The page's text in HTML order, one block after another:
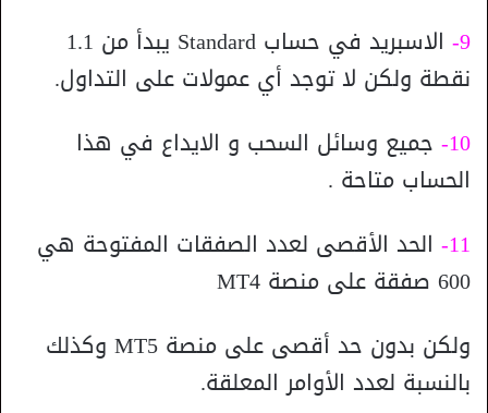
9-
الاسبريد في حساب Standard يبدأ من 1.1
نقطة ولكن لا توجد أي عمولات على التداول.
10- جميع وسائل السحب و الايداع في هذا
الحساب متاحة .
11- الحد الأقصى لعدد الصفقات المفتوحة هي
600 صفقة على منصة MT4
ولكن بدون حد أقصى على منصة MT5 وكذلك
بالنسبة لعدد الأوامر المعلقة.